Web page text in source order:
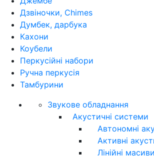
Дзвіночки, Chimes
Думбек, дарбука
Кахони
Коубели
Перкусійні набори
Ручна перкусія
Тамбурини
Звукове обладнання
Акустичні системи
Автономні
Активні
Лінійні масиви